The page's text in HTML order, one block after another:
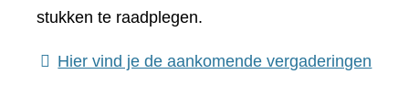
stukken te raadplegen.
Hier vind je de aankomende vergaderingen